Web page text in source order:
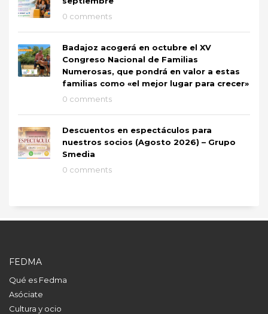
0 comments
Badajoz acogerá en octubre el XV
Congreso Nacional de Familias
Numerosas, que pondrá en valor a estas
familias como «el mejor lugar para crecer»
0 comments
Descuentos en espectáculos para
nuestros socios (Agosto 2026) – Grupo
Smedia
0 comments
FEDMA
Qué es Fedma
Asóciate
Cultura y ocio